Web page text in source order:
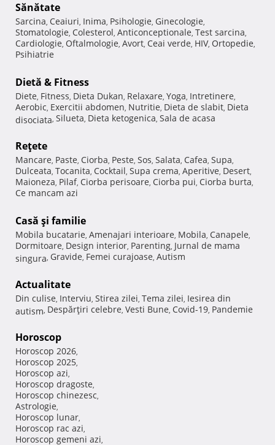
Sănătate
Sarcina, Ceaiuri, Inima, Psihologie, Ginecologie,
Stomatologie, Colesterol, Anticonceptionale, Test sarcina,
Cardiologie, Oftalmologie, Avort, Ceai verde, HIV, Ortopedie,
Psihiatrie
Dietă & Fitness
Diete, Fitness, Dieta Dukan, Relaxare, Yoga, Intretinere,
Aerobic, Exercitii abdomen, Nutritie, Dieta de slabit, Dieta
disociata, Silueta, Dieta ketogenica, Sala de acasa
Reţete
Mancare, Paste, Ciorba, Peste, Sos, Salata, Cafea, Supa,
Dulceata, Tocanita, Cocktail, Supa crema, Aperitive, Desert,
Maioneza, Pilaf, Ciorba perisoare, Ciorba pui, Ciorba burta,
Ce mancam azi
Casă şi familie
Mobila bucatarie, Amenajari interioare, Mobila, Canapele,
Dormitoare, Design interior, Parenting, Jurnal de mama
singura, Gravide, Femei curajoase, Autism
Actualitate
Din culise, Interviu, Stirea zilei, Tema zilei, Iesirea din
autism, Despărţiri celebre, Vesti Bune, Covid-19, Pandemie
Horoscop
Horoscop 2026,
Horoscop 2025,
Horoscop azi,
Horoscop dragoste,
Horoscop chinezesc,
Astrologie,
Horoscop lunar,
Horoscop rac azi,
Horoscop gemeni azi,